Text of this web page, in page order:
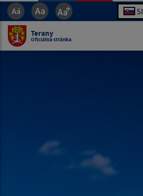
Terany
Oficiálna stránka